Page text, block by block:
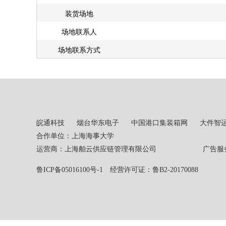
装货场地
场地联系人
场地联系方式
皖通科技 烟台华东电子 中国港口集装箱网
大件智
合作单位：上海海事大学
运营商：上海舶云供应链管理有限公司 广告服务热
鲁ICP备05016100号-1 经营许可证：鲁B2-20170088